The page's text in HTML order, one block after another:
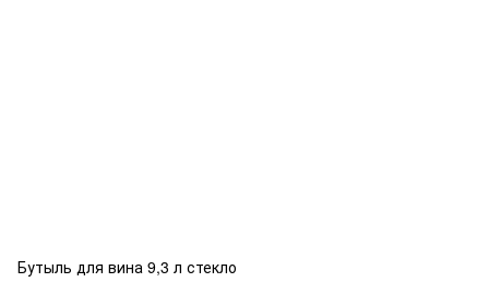
Бутыль для вина 9,3 л стекло